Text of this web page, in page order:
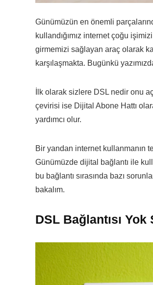
Günümüzün en önemli
kullandığımız internet çoğu
girmemizi sağlayan araç olarak
karşılaşmakta. Bugünkü
İlk olarak sizlere DSL nedir onu
çevirisi ise Dijital Abone Hattı
yardımcı olur.
Bir yandan internet kullanmanın
Günümüzde dijital bağlantı ile
bu bağlantı sırasında bazı
bakalım.
DSL Bağlantısı